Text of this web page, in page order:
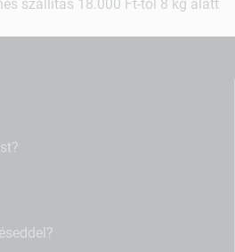
szállítás 18.000 Ft-tól 8 kg alatt